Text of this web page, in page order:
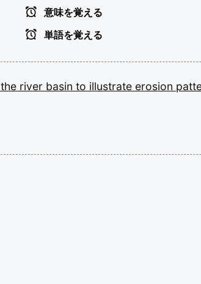
意味を覚える
単語を覚える
the river basin to illustrate erosion